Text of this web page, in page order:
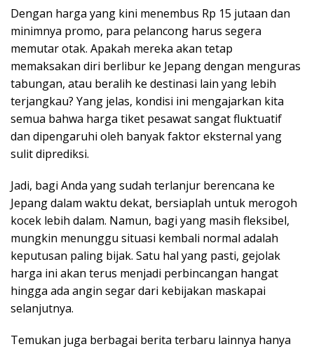
Dengan harga yang kini menembus Rp 15 jutaan dan
minimnya promo, para pelancong harus segera
memutar otak. Apakah mereka akan tetap
memaksakan diri berlibur ke Jepang dengan menguras
tabungan, atau beralih ke destinasi lain yang lebih
terjangkau? Yang jelas, kondisi ini mengajarkan kita
semua bahwa harga tiket pesawat sangat fluktuatif
dan dipengaruhi oleh banyak faktor eksternal yang
sulit diprediksi.
Jadi, bagi Anda yang sudah terlanjur berencana ke
Jepang dalam waktu dekat, bersiaplah untuk merogoh
kocek lebih dalam. Namun, bagi yang masih fleksibel,
mungkin menunggu situasi kembali normal adalah
keputusan paling bijak. Satu hal yang pasti, gejolak
harga ini akan terus menjadi perbincangan hangat
hingga ada angin segar dari kebijakan maskapai
selanjutnya.
Temukan juga berbagai berita terbaru lainnya hanya